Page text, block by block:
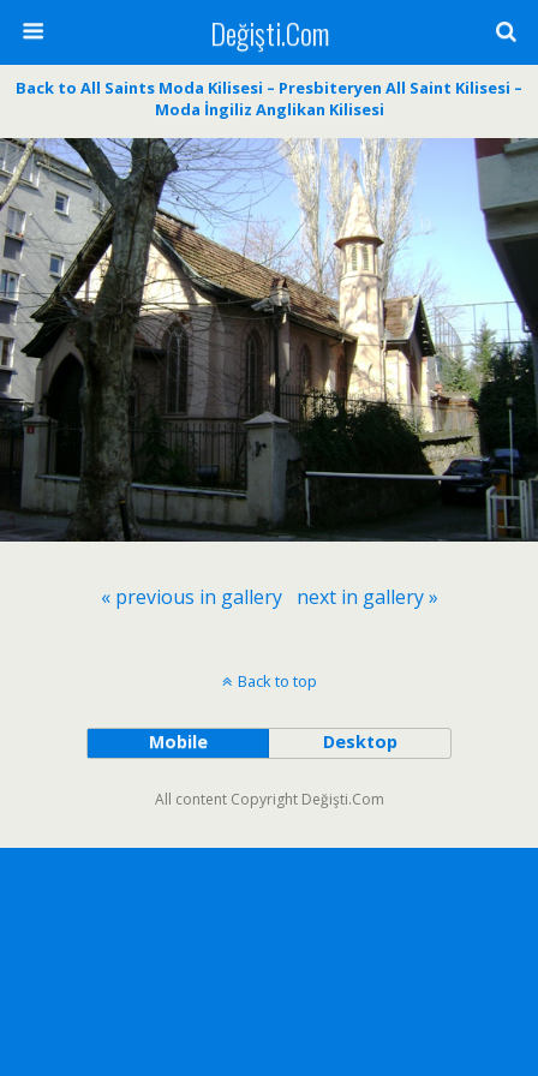
Değişti.Com
Back to All Saints Moda Kilisesi – Presbiteryen All Saint Kilisesi –
Moda İngiliz Anglikan Kilisesi
« previous in gallery next in gallery »
Back to top
Mobile Desktop
All content Copyright Değişti.Com